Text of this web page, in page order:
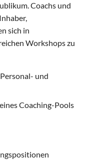
Coachs und
sich in
Workshops zu
und
Coaching-Pools